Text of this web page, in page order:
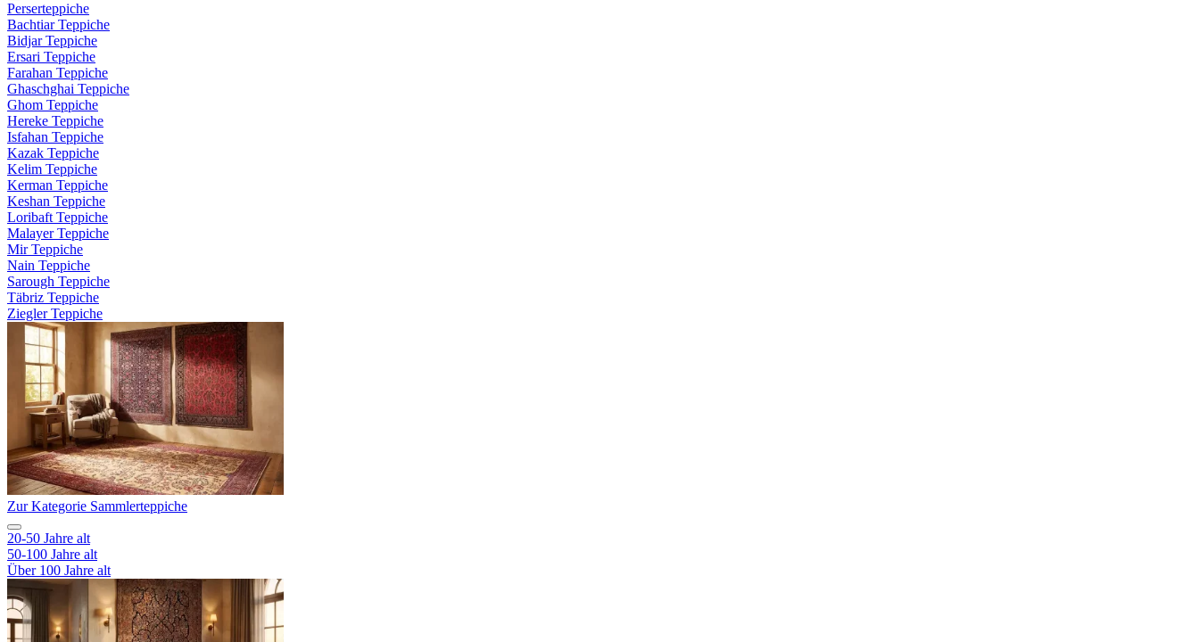
Perserteppiche
Bachtiar Teppiche
Bidjar Teppiche
Ersari Teppiche
Farahan Teppiche
Ghaschghai Teppiche
Ghom Teppiche
Hereke Teppiche
Isfahan Teppiche
Kazak Teppiche
Kelim Teppiche
Kerman Teppiche
Keshan Teppiche
Loribaft Teppiche
Malayer Teppiche
Mir Teppiche
Nain Teppiche
Sarough Teppiche
Täbriz Teppiche
Ziegler Teppiche
Zur Kategorie Sammlerteppiche
20-50 Jahre alt
50-100 Jahre alt
Über 100 Jahre alt